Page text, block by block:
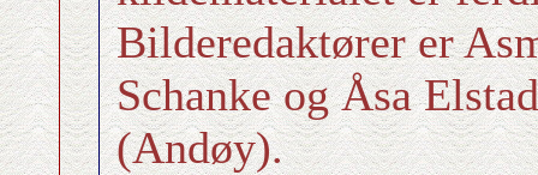
Bilderedaktører er
Schanke og Åsa
(Andøy).